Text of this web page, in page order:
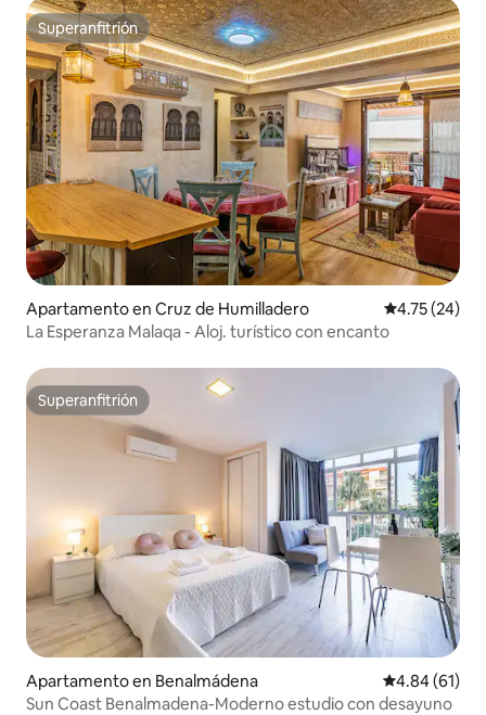
Superanfitrión
Superanfitrión
Apartamento en Cruz de Humilladero Calificación
4.75 (24)
La Esperanza Malaqa - Aloj. turístico con encanto
Superanfitrión
Superanfitrión
Apartamento en Benalmádena Calificación
4.84 (61)
Sun Coast Benalmadena-Moderno estudio con desayuno